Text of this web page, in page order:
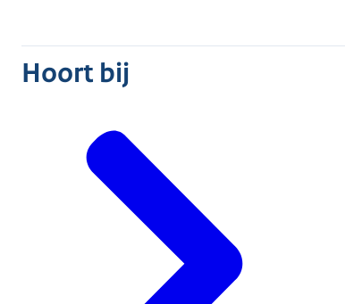
Hoort bij